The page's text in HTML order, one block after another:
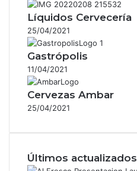
Líquidos Cervecería
25/04/2021
Gastrópolis
11/04/2021
Cervezas Ambar
25/04/2021
Últimos actualizados